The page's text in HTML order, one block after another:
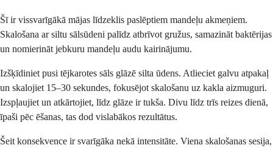
Šī ir vissvarīgākā mājas līdzeklis paslēptiem mandeļu akmeņiem.
Skalošana ar siltu sālsūdeni palīdz atbrīvot gružus, samazināt baktērijas
un nomierināt jebkuru mandeļu audu kairinājumu.
Izšķīdiniet pusi tējkarotes sāls glāzē silta ūdens. Atlieciet galvu atpakaļ
un skalojiet 15–30 sekundes, fokusējot skalošanu uz kakla aizmuguri.
Izspļaujiet un atkārtojiet, līdz glāze ir tukša. Divu līdz trīs reizes dienā,
īpaši pēc ēšanas, tas dod vislabākos rezultātus.
Šeit konsekvence ir svarīgāka nekā intensitāte. Viena skalošanas sesija,